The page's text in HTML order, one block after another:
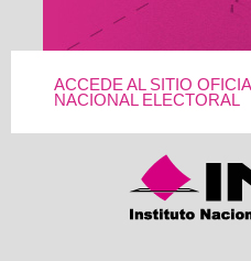
ACCEDE AL SITIO
NACIONAL ELECTORAL